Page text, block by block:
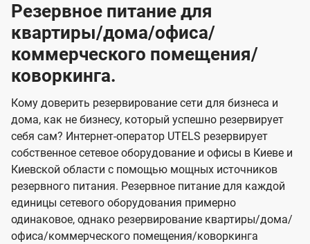
Резервное питание для
квартиры/дома/офиса/
коммерческого помещения/
коворкинга.
Кому доверить резервирование сети для бизнеса и
дома, как не бизнесу, который успешно резервирует
себя сам? Интернет-оператор UTELS резервирует
собственное сетевое оборудование и офисы в Киеве и
Киевской области с помощью мощных источников
резервного питания. Резервное питание для каждой
единицы сетевого оборудования примерно
одинаковое, однако резервирование квартиры/дома/
офиса/коммерческого помещения/коворкинга